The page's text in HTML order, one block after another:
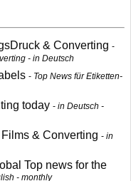
& Converting
- in Deutsch
Top News für Etiketten-
today
in Deutsch -
& Converting
in
Top news for the
- monthly